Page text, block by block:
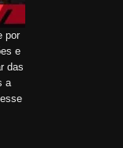
por
e
das
a